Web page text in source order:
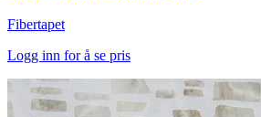
Fibertapet
Logg inn for å se pris